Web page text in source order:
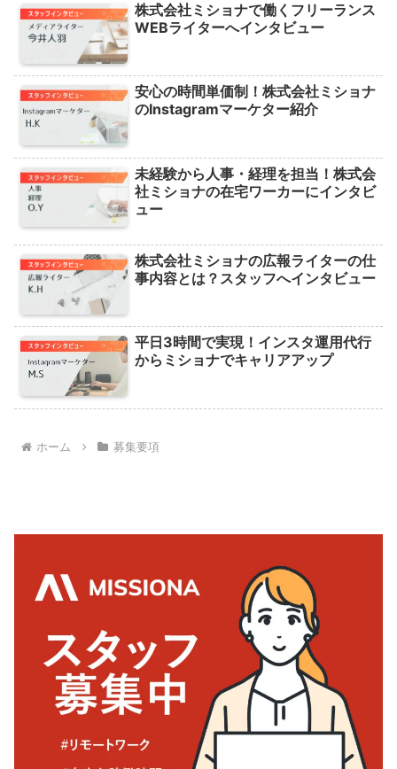
株式会社ミショナで働くフリーランス
WEBライターへインタビュー
安心の時間単価制！株式会社ミショナ
のInstagramマーケター紹介
未経験から人事・経理を担当！株式会
社ミショナの在宅ワーカーにインタビ
ュー
株式会社ミショナの広報ライターの仕
事内容とは？スタッフへインタビュー
平日3時間で実現！インスタ運用代行
からミショナでキャリアアップ
ホーム 募集要項